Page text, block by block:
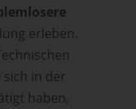
erleben.
in der
haben,